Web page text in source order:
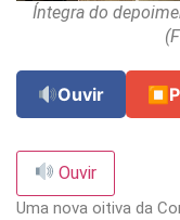
Íntegra do
Ouvir ⏹
Ouvir
Uma nova oitiva da